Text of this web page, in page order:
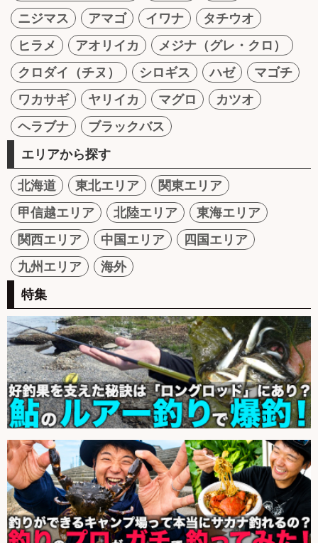
ニジマス
アマゴ イワナ
タチウオ
ヒラメ
アオリイカ
メジナ（グレ・クロ）
クロダイ（チヌ）
シロギス ハゼ
マゴチ
ワカサギ
ヤリイカ マグロ
カツオ
ヘラブナ
ブラックバス
エリアから探す
北海道 東北エリア
関東エリア
甲信越エリア
北陸エリア
東海エリア
関西エリア
中国エリア
四国エリア
九州エリア
海外
特集